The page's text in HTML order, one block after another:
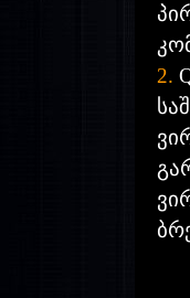
2.